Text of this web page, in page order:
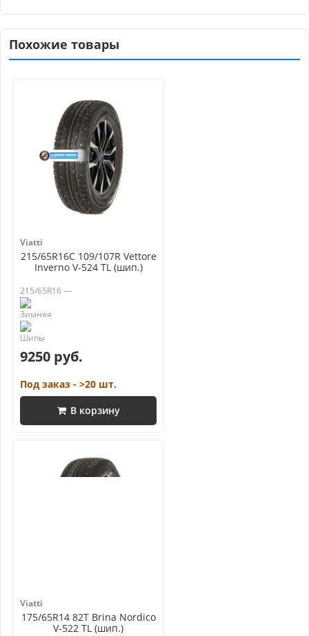
Похожие товары
Viatti
215/65R16C 109/107R Vettore
Inverno V-524 TL (шип.)
215/65R16 —
9250 руб.
Под заказ - >20 шт.
В корзину
Viatti
175/65R14 82T Brina Nordico
V-522 TL (шип.)